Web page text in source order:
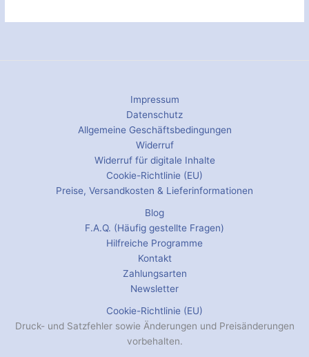
Impressum
Datenschutz
Allgemeine Geschäftsbedingungen
Widerruf
Widerruf für digitale Inhalte
Cookie-Richtlinie (EU)
Preise, Versandkosten & Lieferinformationen
Blog
F.A.Q. (Häufig gestellte Fragen)
Hilfreiche Programme
Kontakt
Zahlungsarten
Newsletter
Cookie-Richtlinie (EU)
Druck- und Satzfehler sowie Änderungen und Preisänderungen
vorbehalten.